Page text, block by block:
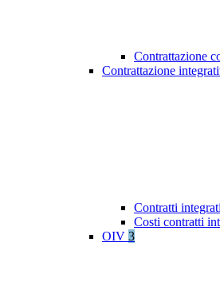
Contrattazione
Contrattazione
Contratti
Costi contratti
OIV 3